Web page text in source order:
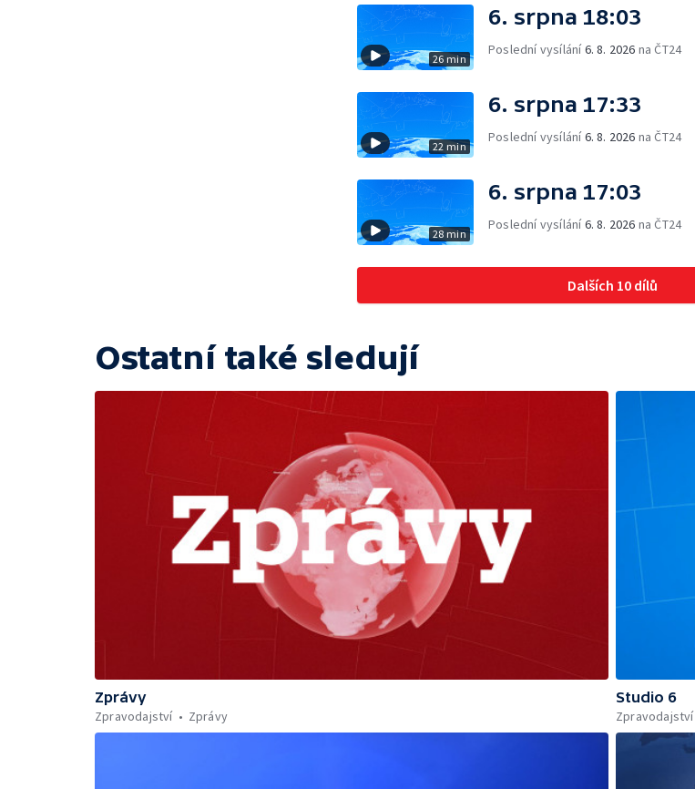
26 min
6. srpna 18:03
Poslední vysílání6. 8. 2026 na ČT24
22 min
6. srpna 17:33
Poslední vysílání6. 8. 2026 na ČT24
28 min
6. srpna 17:03
Poslední vysílání6. 8. 2026 na ČT24
Dalších 10 dílů
Ostatní také sledují
Zprávy
Zpravodajství
Zprávy
Studio 6
Zpravodajství